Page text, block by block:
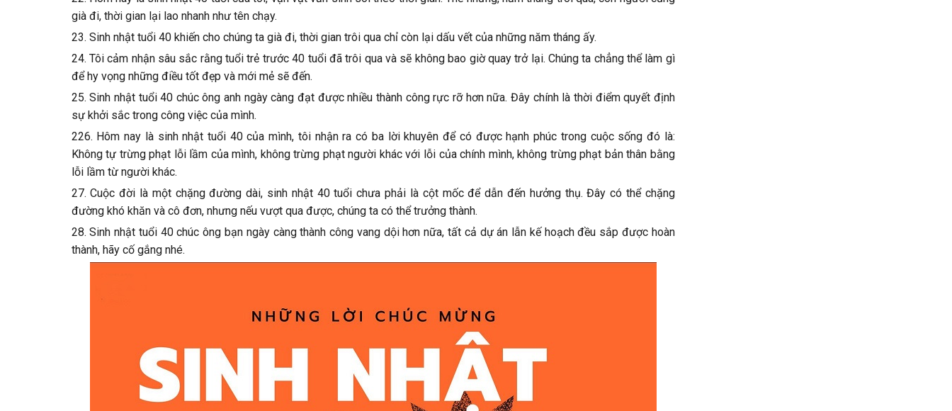
già đi, thời gian lại lao nhanh như tên chạy.
23. Sinh nhật tuổi 40 khiến cho chúng ta già đi, thời gian trôi qua chỉ còn lại dấu vết của những năm tháng ấy.
24. Tôi cảm nhận sâu sắc rằng tuổi trẻ trước 40 tuổi đã trôi qua và sẽ không bao giờ quay trở lại. Chúng ta chẳng thể làm gì
để hy vọng những điều tốt đẹp và mới mẻ sẽ đến.
25. Sinh nhật tuổi 40 chúc ông anh ngày càng đạt được nhiều thành công rực rỡ hơn nữa. Đây chính là thời điểm quyết định
sự khởi sắc trong công việc của mình.
226. Hôm nay là sinh nhật tuổi 40 của mình, tôi nhận ra có ba lời khuyên để có được hạnh phúc trong cuộc sống đó là:
Không tự trừng phạt lỗi lầm của mình, không trừng phạt người khác với lỗi của chính mình, không trừng phạt bản thân bằng
lỗi lầm từ người khác.
27. Cuộc đời là một chặng đường dài, sinh nhật 40 tuổi chưa phải là cột mốc để dẫn đến hưởng thụ. Đây có thể chặng
đường khó khăn và cô đơn, nhưng nếu vượt qua được, chúng ta có thể trưởng thành.
28. Sinh nhật tuổi 40 chúc ông bạn ngày càng thành công vang dội hơn nữa, tất cả dự án lẫn kế hoạch đều sắp được hoàn
thành, hãy cố gắng nhé.